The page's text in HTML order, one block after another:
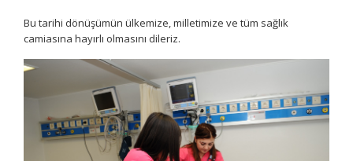
Bu tarihi dönüşümün ülkemize, milletimize ve tüm sağlık
camiasına hayırlı olmasını dileriz.